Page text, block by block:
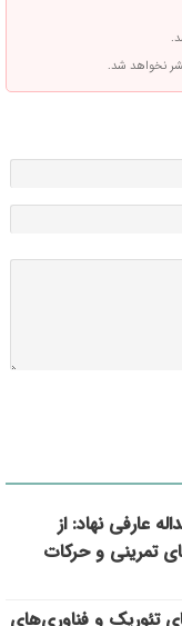
نخواهد شد.
عارفی نهاد: از
تمرینی و حرکات
تئوریک و فناوری‌های